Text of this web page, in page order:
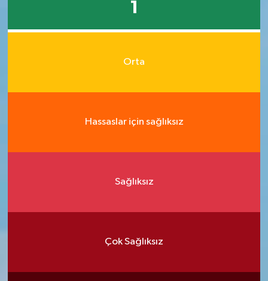
1
Orta
Hassaslar için sağlıksız
Sağlıksız
Çok Sağlıksız